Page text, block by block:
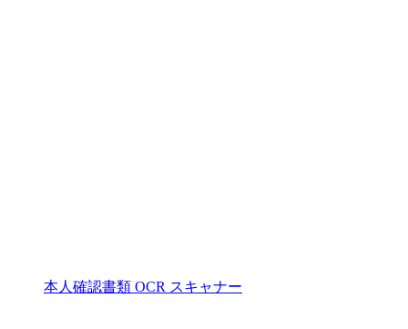
本人確認書類 OCR スキャナー